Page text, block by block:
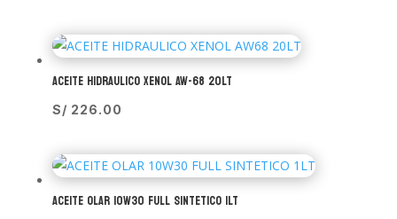
ACEITE HIDRAULICO XENOL AW-68 20LT
S/ 226.00
ACEITE OLAR 10W30 FULL SINTETICO 1LT